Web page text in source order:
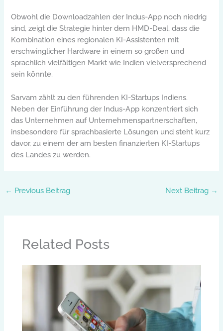
Obwohl die Downloadzahlen der Indus-App noch niedrig
sind, zeigt die Strategie hinter dem HMD-Deal, dass die
Kombination eines regionalen KI-Assistenten mit
erschwinglicher Hardware in einem so großen und
sprachlich vielfältigen Markt wie Indien vielversprechend
sein könnte.
Sarvam zählt zu den führenden KI-Startups Indiens.
Neben der Einführung der Indus-App konzentriert sich
das Unternehmen auf Unternehmenspartnerschaften,
insbesondere für sprachbasierte Lösungen und steht kurz
davor, zu einem der am besten finanzierten KI-Startups
des Landes zu werden.
← Previous Beitrag Next Beitrag →
Related Posts